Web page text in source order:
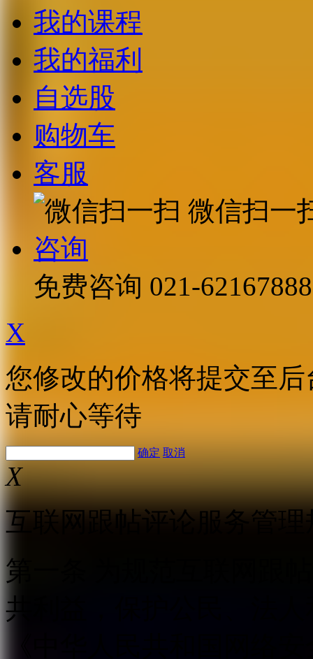
我的课程
我的福利
自选股
购物车
客服
微信扫一
咨询
免费咨询 021-62167888
X
您修改的价格将提交至
请耐心等待
确定 取消
X
互联网跟帖评论服务管理
第一条 为规范互联网跟
共利益，保护公民、法